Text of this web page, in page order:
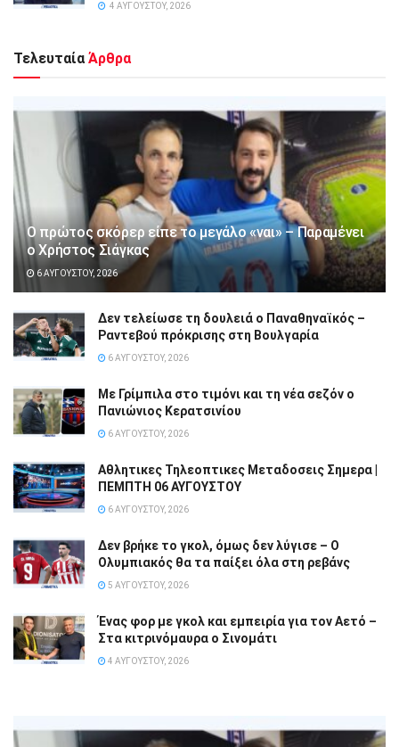
4 ΑΥΓΟΎΣΤΟΥ, 2026
Τελευταία Άρθρα
Ο πρώτος σκόρερ είπε το μεγάλο «ναι» – Παραμένει
ο Χρήστος Σιάγκας
6 ΑΥΓΟΎΣΤΟΥ, 2026
Δεν τελείωσε τη δουλειά ο Παναθηναϊκός –
Ραντεβού πρόκρισης στη Βουλγαρία
6 ΑΥΓΟΎΣΤΟΥ, 2026
Με Γρίμπιλα στο τιμόνι και τη νέα σεζόν ο
Πανιώνιος Κερατσινίου
6 ΑΥΓΟΎΣΤΟΥ, 2026
Αθλητικες Τηλεοπτικες Μεταδοσεις Σημερα |
ΠΕΜΠΤΗ 06 ΑΥΓΟΥΣΤΟΥ
6 ΑΥΓΟΎΣΤΟΥ, 2026
Δεν βρήκε το γκολ, όμως δεν λύγισε – Ο
Ολυμπιακός θα τα παίξει όλα στη ρεβάνς
5 ΑΥΓΟΎΣΤΟΥ, 2026
Ένας φορ με γκολ και εμπειρία για τον Αετό –
Στα κιτρινόμαυρα ο Σινομάτι
4 ΑΥΓΟΎΣΤΟΥ, 2026